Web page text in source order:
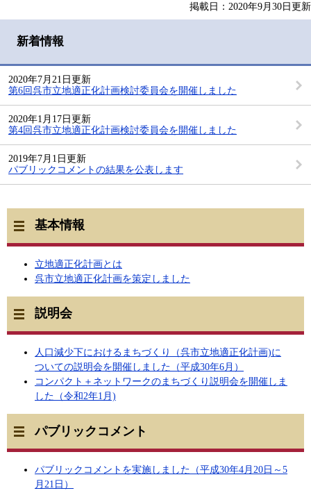
掲載日：2020年9月30日更新
新着情報
2020年7月21日更新
第6回呉市立地適正化計画検討委員会を開催しました
2020年1月17日更新
第4回呉市立地適正化計画検討委員会を開催しました
2019年7月1日更新
パブリックコメントの結果を公表します
基本情報
立地適正化計画とは
呉市立地適正化計画を策定しました
説明会
人口減少下におけるまちづくり（呉市立地適正化計画)に
ついての説明会を開催しました（平成30年6月）
コンパクト＋ネットワークのまちづくり説明会を開催しま
した（令和2年1月)
パブリックコメント
パブリックコメントを実施しました（平成30年4月20日～5
月21日）